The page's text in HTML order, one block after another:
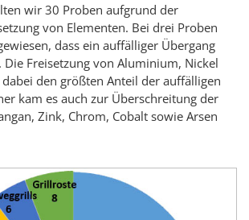
wir 30 Proben aufgrund der
von Elementen. Bei drei Proben
dass ein auffälliger Übergang
Freisetzung von Aluminium, Nickel
den größten Anteil der auffälligen
kam es auch zur Überschreitung der
Zink, Chrom, Cobalt sowie Arsen